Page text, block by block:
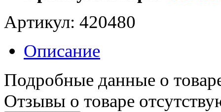
Артикул: 420480
Описание
Подробные данные о
Отзывы о товаре